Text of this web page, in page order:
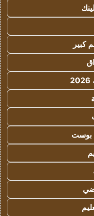
كبير
بوست